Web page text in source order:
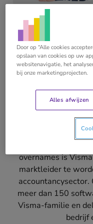
Sinds augustus
Visma-familie. En
overnames is
marktleider te
meer dan 150
Visma-familie en
bedrijf
Door op “Alle cookies
opslaan van cookies op uw
websitenavigatie, het
bij onze marketingprojecten.
Alles afwijzen